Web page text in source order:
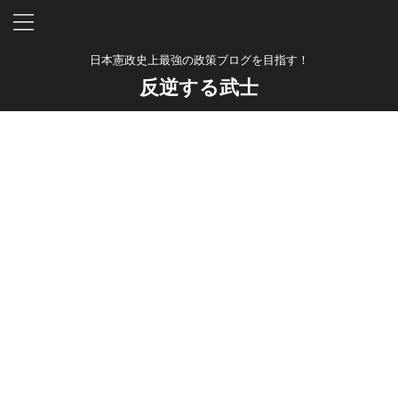
日本憲政史上最強の政策ブログを目指す！
反逆する武士